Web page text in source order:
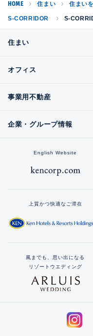
HOME 住まい 住まい
S-CORRIDOR S-
住まい
オフィス
事業用不動産
企業・グループ情報
English Website
上質かつ快適なご滞在
風までも、思い出になる
リゾートウエディング